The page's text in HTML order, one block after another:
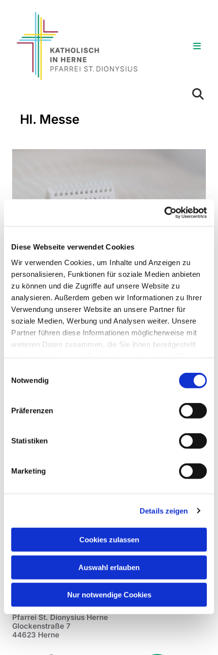
Diese Webseite verwendet Cookies
Wir verwenden Cookies, um Inhalte und Anzeigen zu
personalisieren, Funktionen für soziale Medien anbieten
zu können und die Zugriffe auf unsere Website zu
analysieren. Außerdem geben wir Informationen zu Ihrer
Verwendung unserer Website an unsere Partner für
soziale Medien, Werbung und Analysen weiter. Unsere
Partner führen diese Informationen möglicherweise mit
weiteren Daten zusammen, die Sie ihnen bereitgestellt
Notwendig
Präferenzen
Statistiken
Marketing
Details zeigen
Cookies zulassen
Auswahl erlauben
Nur notwendige Cookies
Hl. Messe
Sonntag, 24. Oktober 2027, 10:00
Uhr
Herz Jesu, Altenhöfener Str. 33,
44623 Herne
Pfarrei St. Dionysius Herne
Glockenstraße 7
44623 Herne